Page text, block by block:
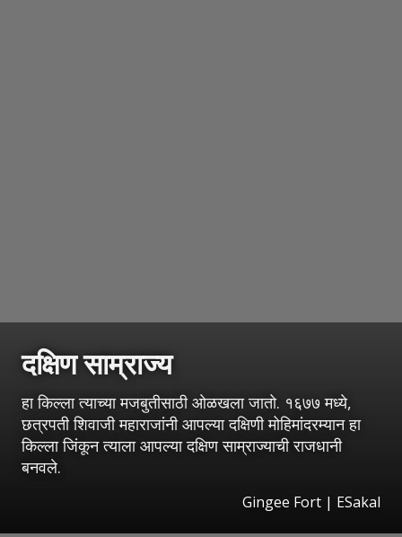
दक्षिण साम्राज्य
हा किल्ला त्याच्या मजबुतीसाठी ओळखला जातो. १६७७ मध्ये,
छत्रपती शिवाजी महाराजांनी आपल्या दक्षिणी मोहिमांदरम्यान हा
किल्ला जिंकून त्याला आपल्या दक्षिण साम्राज्याची राजधानी
बनवले.
Gingee Fort | ESakal